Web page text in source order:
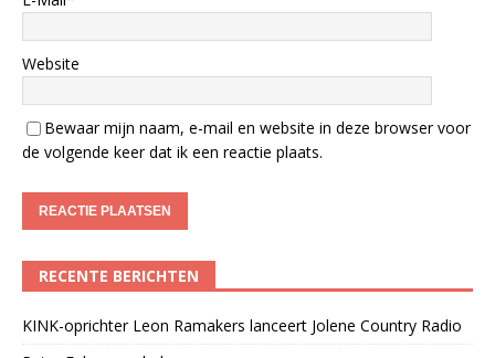
Website
Bewaar mijn naam, e-mail en website in deze browser voor
de volgende keer dat ik een reactie plaats.
RECENTE BERICHTEN
KINK-oprichter Leon Ramakers lanceert Jolene Country Radio